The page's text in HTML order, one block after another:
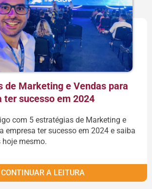
de Marketing e Vendas para
ter sucesso em 2024
com 5 estratégias de Marketing e
empresa ter sucesso em 2024 e saiba
mesmo.
CONTINUAR A LEITURA